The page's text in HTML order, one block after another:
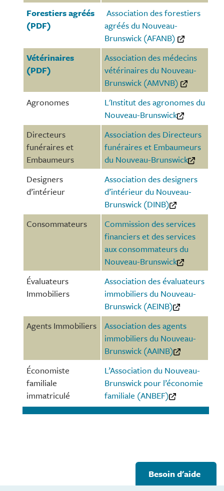
Forestiers agréés
(PDF)
Association des forestiers
agréés du Nouveau-
Brunswick (AFANB)
Vétérinaires
(PDF)
Association des médecins
vétérinaires du Nouveau-
Brunswick (AMVNB)
Agronomes
L'Institut des agronomes du
Nouveau-Brunswick
Directeurs
funéraires et
Embaumeurs
Association des Directeurs
funéraires et Embaumeurs
du Nouveau-Brunswick
Designers
d’intérieur
Association des designers
d’intérieur du Nouveau-
Brunswick (DINB)
Consommateurs
Commission des services
financiers et des services
aux consommateurs du
Nouveau-Brunswick
Évaluateurs
Immobiliers
Association des évaluateurs
immobiliers du Nouveau-
Brunswick (AEINB)
Agents Immobiliers
Association des agents
immobiliers du Nouveau-
Brunswick (AAINB)
Économiste
familiale
immatriculé
L’Association du Nouveau-
Brunswick pour l’économie
familiale (ANBEF)
Besoin d'aide